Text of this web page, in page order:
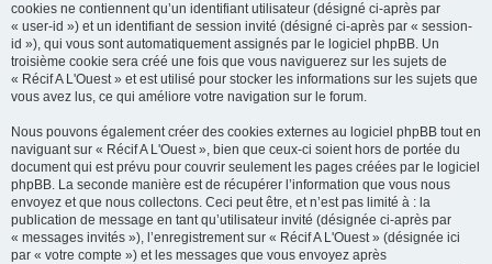
cookies ne contiennent qu’un identifiant utilisateur (désigné ci-après par
« user-id ») et un identifiant de session invité (désigné ci-après par « session-
id »), qui vous sont automatiquement assignés par le logiciel phpBB. Un
troisième cookie sera créé une fois que vous naviguerez sur les sujets de
« Récif A L'Ouest » et est utilisé pour stocker les informations sur les sujets que
vous avez lus, ce qui améliore votre navigation sur le forum.
Nous pouvons également créer des cookies externes au logiciel phpBB tout en
naviguant sur « Récif A L'Ouest », bien que ceux-ci soient hors de portée du
document qui est prévu pour couvrir seulement les pages créées par le logiciel
phpBB. La seconde manière est de récupérer l’information que vous nous
envoyez et que nous collectons. Ceci peut être, et n’est pas limité à : la
publication de message en tant qu’utilisateur invité (désignée ci-après par
« messages invités »), l’enregistrement sur « Récif A L'Ouest » (désignée ici
par « votre compte ») et les messages que vous envoyez après